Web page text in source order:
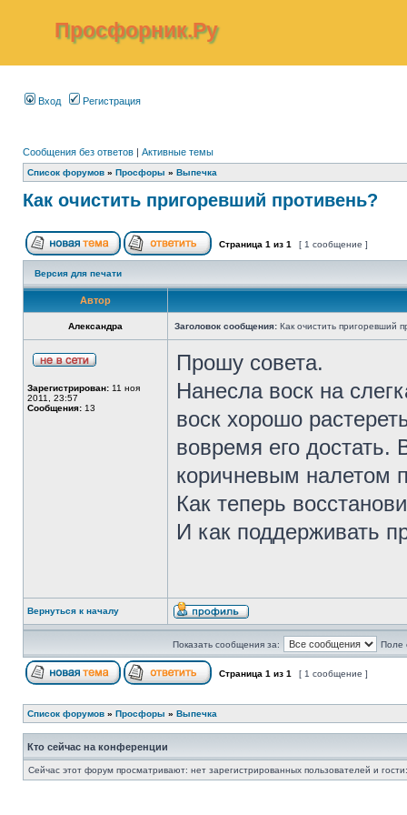
Просфорник.Ру
Вход Регистрация
Сообщения без ответов | Активные темы
Список форумов » Просфоры » Выпечка
Как очистить пригоревший противень?
Страница 1 из 1 [ 1 сообщение ]
Версия для печати
Автор
Александра Заголовок сообщения: Как очистить пригоревший
Зарегистрирован: 11 ноя
2011, 23:57
Сообщения: 13
Прошу совета.
Нанесла воск на
воск хорошо
вовремя его достать.
коричневым налетом
Как теперь
И как поддерживать
Вернуться к началу
Показать сообщения за: Поле
Страница 1 из 1 [ 1 сообщение ]
Список форумов » Просфоры » Выпечка
Кто сейчас на конференции
Сейчас этот форум просматривают: нет зарегистрированных пользователей и